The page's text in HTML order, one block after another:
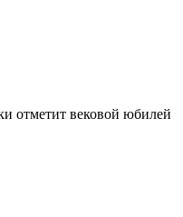
отметит вековой юбилей